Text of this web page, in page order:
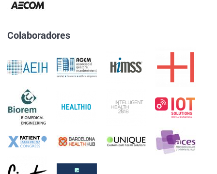
Colaboradores